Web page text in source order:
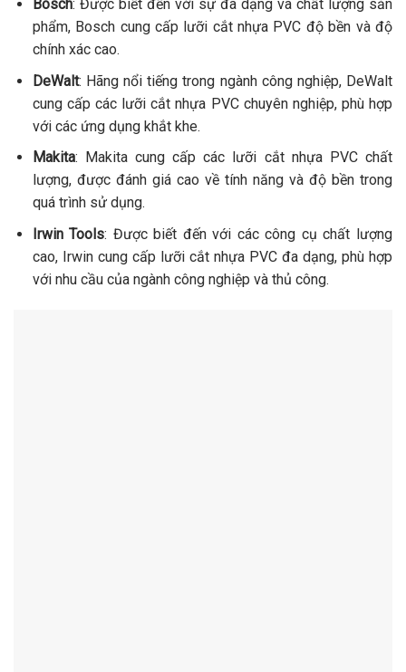
Bosch: Được biết đến với sự đa dạng và chất lượng sản
phẩm, Bosch cung cấp lưỡi cắt nhựa PVC độ bền và độ
chính xác cao.
DeWalt: Hãng nổi tiếng trong ngành công nghiệp, DeWalt
cung cấp các lưỡi cắt nhựa PVC chuyên nghiệp, phù hợp
với các ứng dụng khắt khe.
Makita: Makita cung cấp các lưỡi cắt nhựa PVC chất
lượng, được đánh giá cao về tính năng và độ bền trong
quá trình sử dụng.
Irwin Tools: Được biết đến với các công cụ chất lượng
cao, Irwin cung cấp lưỡi cắt nhựa PVC đa dạng, phù hợp
với nhu cầu của ngành công nghiệp và thủ công.